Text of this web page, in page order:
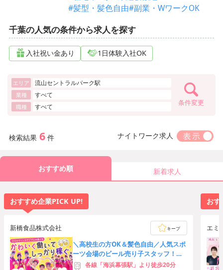
#髪型・髪色自由#副業・WワークOK
千葉の人気の条件から求人を探す
入社祝い金あり 1日体験入社OK
エリア 流山セントラルパーク駅
業種 すべて
職種 すべて 条件変更
検索結果 6 件 ナイトワーク求人
おすすめ順 新着求人
おすすめ企業PICK UP!
新橋食品株式会社 キープ
＼高校生の方OK＆髪色自由／人気スポ
ーツ会場のビール売り子スタッフ！友
達応募歓迎★時給3,000円可
各線「海浜幕張駅」より徒歩20分
おす
エミ